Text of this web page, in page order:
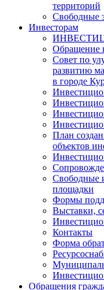
территорий
Свободные
Инвесторам
Обращение
Совет по
развитию
в городе
План
объектов
Свободные
площадки
Формы
Выставки,
Контакты
Форма
Обращения